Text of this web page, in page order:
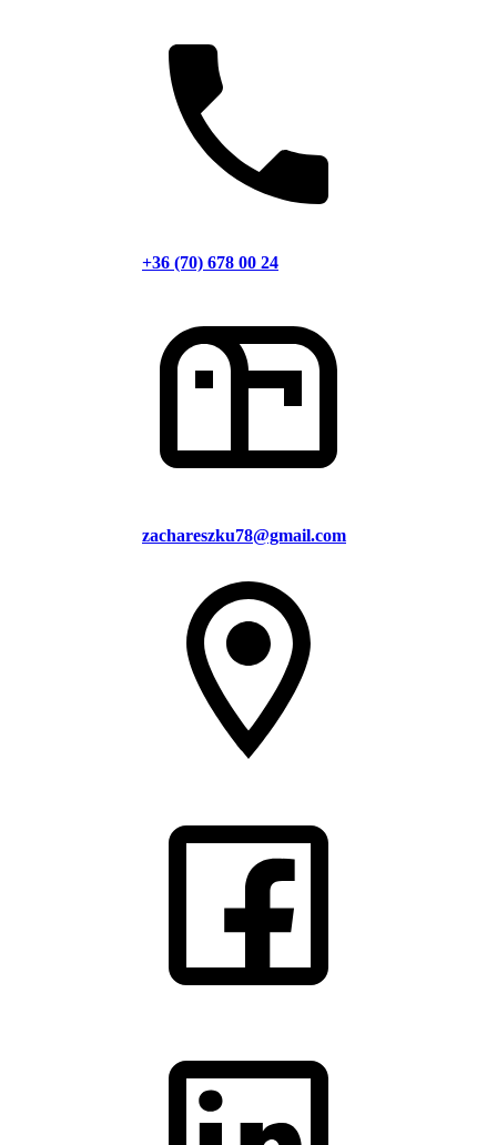
+36 (70) 678 00 24
zachareszku78@gmail.com